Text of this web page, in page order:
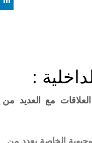
:
مع العديد من